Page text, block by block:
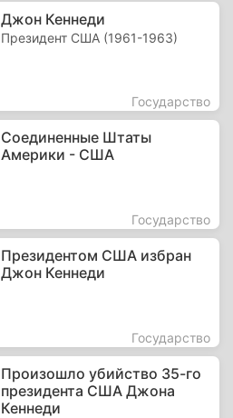
Джон Кеннеди
Президент США (1961-1963)
Государство
Соединенные Штаты
Америки - США
Государство
Президентом США избран
Джон Кеннеди
Государство
Произошло убийство 35-го
президента США Джона
Кеннеди